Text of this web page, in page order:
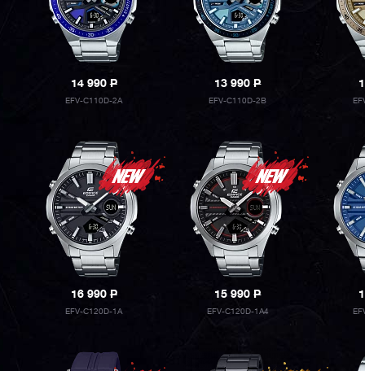
14 990P
EFV-C110D-2A
13 990P
EFV-C110D-2B
16 990P
EFV-C120D-1A
15 990P
EFV-C120D-1A4